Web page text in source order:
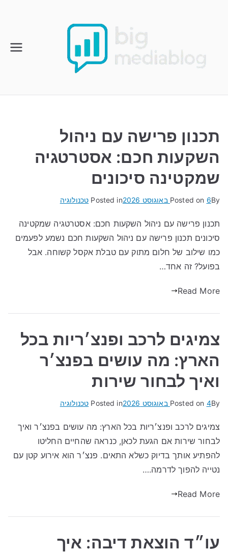
תכנון פרישה עם ניהול
השקעות חכם: אסטרטגיה
שמקטינה סיכונים
By
Posted on 6 באוגוסט 2026 Posted in טכנולוגיה
תכנון פרישה עם ניהול השקעות חכם: אסטרטגיה שמקטינה
סיכונים תכנון פרישה עם ניהול השקעות חכם נשמע לפעמים
כמו שילוב של חלום מתוק עם טבלת אקסל קשוחה. אבל
בפועל? זה אחד…
Read More
צמיגים לרכב ופנצ׳ריות בכל
הארץ: מה עושים בפנצ׳ר
ואיך לבחור שירות
By
Posted on 4 באוגוסט 2026 Posted in טכנולוגיה
צמיגים לרכב ופנצ׳ריות בכל הארץ: מה עושים בפנצ׳ר ואיך
לבחור שירות אם הגעת לכאן, כנראה שהחיים החליטו
להפתיע אותך בדיוק כשלא התאים. פנצ׳ר הוא אירוע קטן עם
נטייה להפוך לדרמה.…
Read More
עו״ד הוצאת דיבה: איך